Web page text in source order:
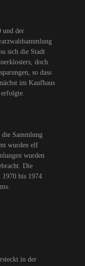
und der
sich die Stadt
doch
so dass
im Kaufhaus
die Sammlung
wurden elf
wurden
Die
1970 bis 1974
in der